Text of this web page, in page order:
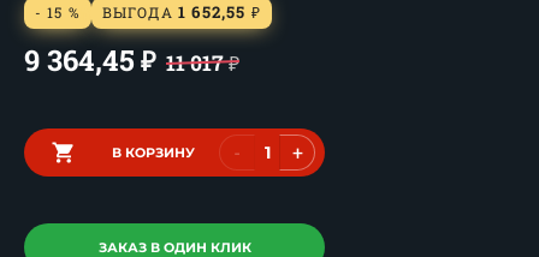
- 15 % ВЫГОДА 1 652,55 ₽
9 364,45 ₽ 11 017₽
В КОРЗИНУ - +
ЗАКАЗ В ОДИН КЛИК